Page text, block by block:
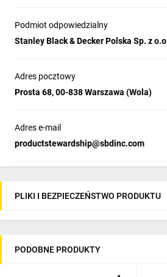
Podmiot odpowiedzialny
Stanley Black & Decker Polska Sp. z o.o
Adres pocztowy
Prosta 68, 00-838 Warszawa (Wola)
Adres e-mail
productstewardship@sbdinc.com
PLIKI I BEZPIECZEŃSTWO PRODUKTU
PODOBNE PRODUKTY